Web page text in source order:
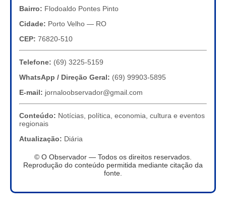
Bairro: Flodoaldo Pontes Pinto
Cidade: Porto Velho — RO
CEP: 76820-510
Telefone: (69) 3225-5159
WhatsApp / Direção Geral: (69) 99903-5895
E-mail: jornaloobservador@gmail.com
Conteúdo: Notícias, política, economia, cultura e eventos
regionais
Atualização: Diária
© O Observador — Todos os direitos reservados.
Reprodução do conteúdo permitida mediante citação da
fonte.